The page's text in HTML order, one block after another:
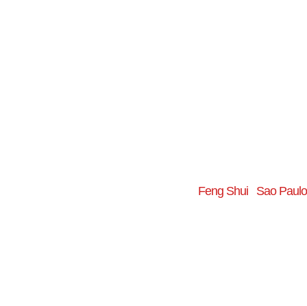
Feng Shui Sao Paulo